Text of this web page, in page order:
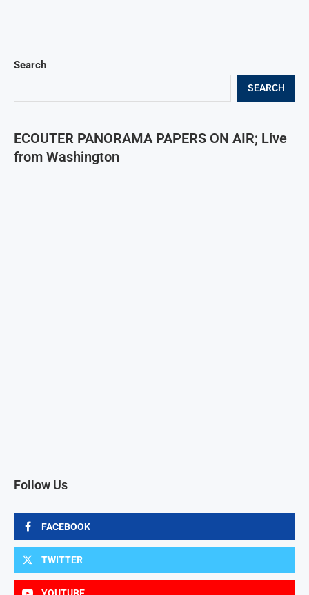
Search
SEARCH
ECOUTER PANORAMA PAPERS ON AIR; Live
from Washington
Follow Us
FACEBOOK
TWITTER